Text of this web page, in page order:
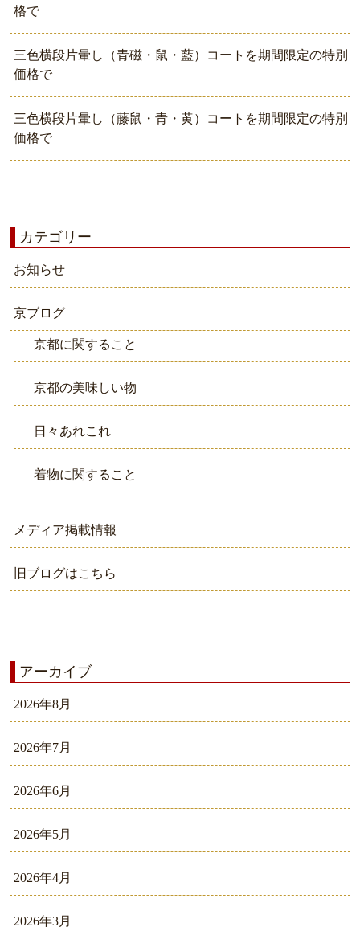
格で
三色横段片暈し（青磁・鼠・藍）コートを期間限定の特別
価格で
三色横段片暈し（藤鼠・青・黄）コートを期間限定の特別
価格で
カテゴリー
お知らせ
京ブログ
京都に関すること
京都の美味しい物
日々あれこれ
着物に関すること
メディア掲載情報
旧ブログはこちら
アーカイブ
2026年8月
2026年7月
2026年6月
2026年5月
2026年4月
2026年3月